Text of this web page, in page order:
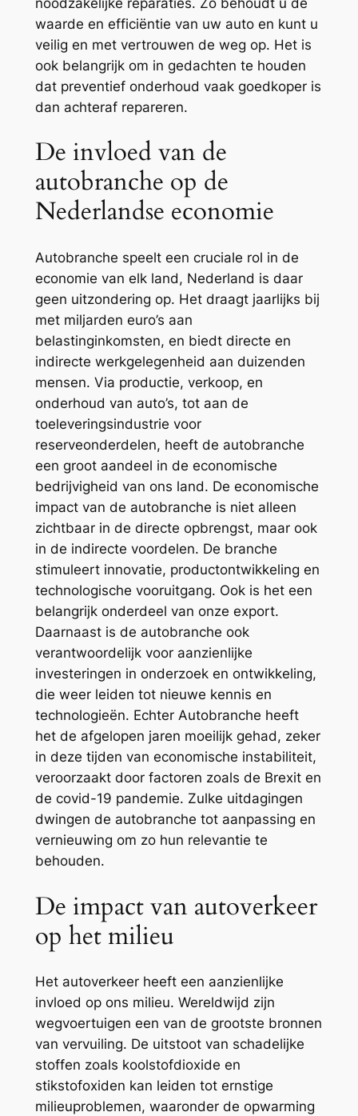
waarde en efficiëntie van uw auto en kunt u
veilig en met vertrouwen de weg op. Het is
ook belangrijk om in gedachten te houden
dat preventief onderhoud vaak goedkoper is
dan achteraf repareren.
De invloed van de
autobranche op de
Nederlandse economie
Autobranche speelt een cruciale rol in de
economie van elk land, Nederland is daar
geen uitzondering op. Het draagt jaarlijks bij
met miljarden euro’s aan
belastinginkomsten, en biedt directe en
indirecte werkgelegenheid aan duizenden
mensen. Via productie, verkoop, en
onderhoud van auto’s, tot aan de
toeleveringsindustrie voor
reserveonderdelen, heeft de autobranche
een groot aandeel in de economische
bedrijvigheid van ons land. De economische
impact van de autobranche is niet alleen
zichtbaar in de directe opbrengst, maar ook
in de indirecte voordelen. De branche
stimuleert innovatie, productontwikkeling en
technologische vooruitgang. Ook is het een
belangrijk onderdeel van onze export.
Daarnaast is de autobranche ook
verantwoordelijk voor aanzienlijke
investeringen in onderzoek en ontwikkeling,
die weer leiden tot nieuwe kennis en
technologieën. Echter Autobranche heeft
het de afgelopen jaren moeilijk gehad, zeker
in deze tijden van economische instabiliteit,
veroorzaakt door factoren zoals de Brexit en
de covid-19 pandemie. Zulke uitdagingen
dwingen de autobranche tot aanpassing en
vernieuwing om zo hun relevantie te
behouden.
De impact van autoverkeer
op het milieu
Het autoverkeer heeft een aanzienlijke
invloed op ons milieu. Wereldwijd zijn
wegvoertuigen een van de grootste bronnen
van vervuiling. De uitstoot van schadelijke
stoffen zoals koolstofdioxide en
stikstofoxiden kan leiden tot ernstige
milieuproblemen, waaronder de opwarming